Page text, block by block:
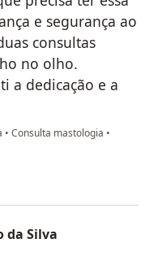
e segurança ao
consultas
no olho.
a dedicação e a
• Consulta mastologia •
da Silva